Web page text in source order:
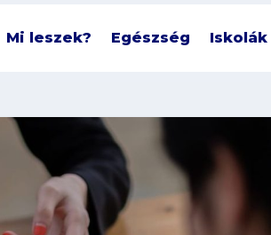
Mi leszek? Egészség Iskolák